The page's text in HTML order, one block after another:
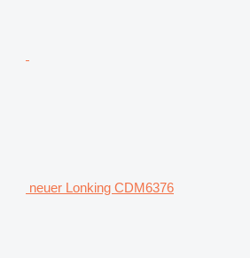
neuer Lonking CDM6376